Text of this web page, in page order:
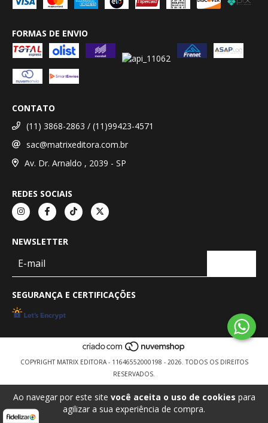
Ao navegar por este site você aceita o uso de cookies para
agilizar a sua experiência de compra.
FORMAS DE ENVIO
CONTATO
(11) 3868-2863 / (11)99423-4571
sac@matrixeditora.com.br
Av. Dr. Arnaldo , 2039 - SP
REDES SOCIAIS
NEWSLETTER
SEGURANÇA E CERTIFICAÇÕES
COPYRIGHT MATRIX EDITORA - 11646552000198 - 2026. TODOS OS DIREITOS
RESERVADOS.